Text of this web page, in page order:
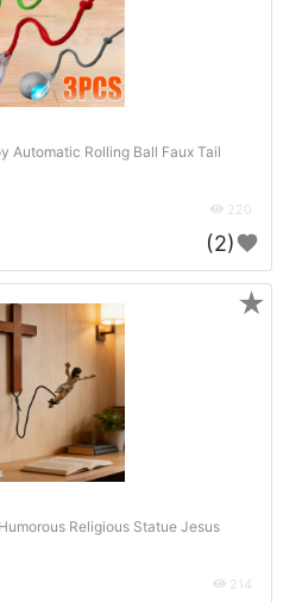
Automatic Rolling Ball Faux Tail
220
(2)
Religious Statue Jesus
214
★